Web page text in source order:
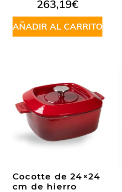
263,19€
AÑADIR AL CARRITO
Cocotte de 24×24
cm de hierro